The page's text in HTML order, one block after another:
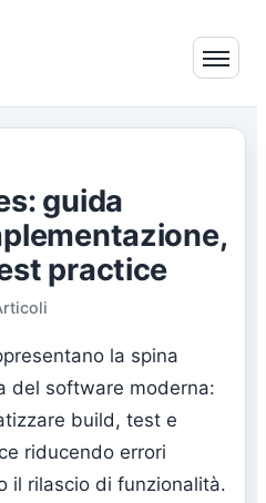
guida
practice
la spina
del software moderna:
build, test e
riducendo errori
il rilascio di funzionalità.